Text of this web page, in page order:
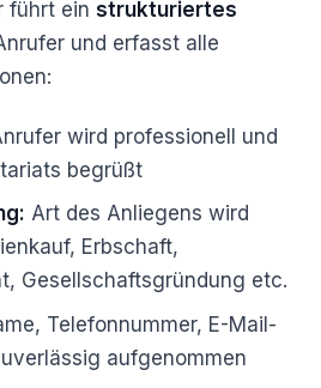
führt ein strukturiertes
und erfasst alle
wird professionell und
begrüßt
Art des Anliegens wird
Erbschaft,
Gesellschaftsgründung etc.
Telefonnummer, E-Mail-
aufgenommen